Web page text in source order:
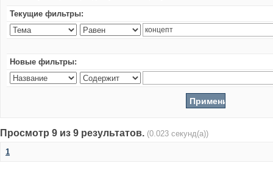
Текущие фильтры:
Новые фильтры:
Просмотр 9 из 9 результатов. (0.023 секунд(а))
1